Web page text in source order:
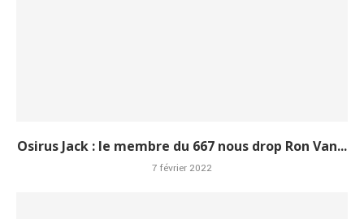
Osirus Jack : le membre du 667 nous drop Ron Van...
7 février 2022